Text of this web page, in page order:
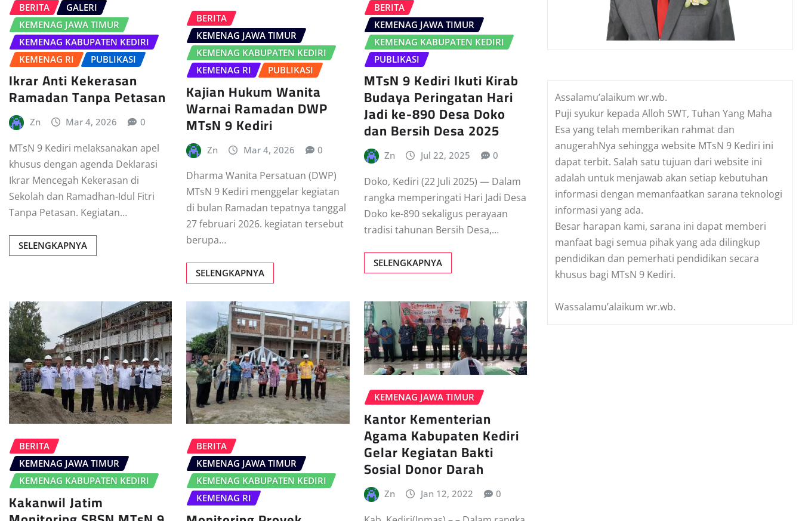
BERITA
GALERI
KEMENAG JAWA TIMUR
KEMENAG KABUPATEN KEDIRI
KEMENAG RI
PUBLIKASI
Ikrar Anti Kekerasan
Ramadan Tanpa Petasan
Zn Mar 4, 2026 0
MTsN 9 Kediri melaksanakan apel
khusus dengan agenda Deklarasi
Ikrar Mencegah Kekerasan di
Sekolah dan Ramadhan-Idul Fitri
Tanpa Petasan. Kegiatan…
SELENGKAPNYA
BERITA
KEMENAG JAWA TIMUR
KEMENAG KABUPATEN KEDIRI
KEMENAG RI
PUBLIKASI
Kajian Hukum Wanita
Warnai Ramadan DWP
MTsN 9 Kediri
Zn Mar 4, 2026 0
Dharma Wanita Persatuan (DWP)
MTsN 9 Kediri menggelar kegiatan
di bulan Ramadan tepatnya tanggal
27 februari 2026. kegiatan tersebut
berupa…
SELENGKAPNYA
BERITA
KEMENAG JAWA TIMUR
KEMENAG KABUPATEN KEDIRI
PUBLIKASI
MTsN 9 Kediri Ikuti Kirab
Budaya Peringatan Hari
Jadi ke-890 Desa Doko
dan Bersih Desa 2025
Zn Jul 22, 2025 0
Doko, Kediri (22 Juli 2025) — Dalam
rangka memperingati Hari Jadi Desa
Doko ke-890 sekaligus perayaan
tradisi tahunan Bersih Desa,…
SELENGKAPNYA
BERITA
KEMENAG JAWA TIMUR
KEMENAG KABUPATEN KEDIRI
Kakanwil Jatim
BERITA
KEMENAG JAWA TIMUR
KEMENAG KABUPATEN KEDIRI
KEMENAG RI
KEMENAG JAWA TIMUR
Kantor Kementerian
Agama Kabupaten Kediri
Gelar Kegiatan Bakti
Sosial Donor Darah
Zn Jan 12, 2022 0
Assalamu’alaikum wr.wb.
Puji syukur kepada Alloh SWT, Tuhan Yang Maha
Esa yang telah memberikan rahmat dan
anugerahNya sehingga website MTsN 9 Kediri ini
dapat terbit. Salah satu tujuan dari website ini
adalah untuk menjawab akan setiap kebutuhan
informasi dengan memanfaatkan sarana teknologi
informasi yang ada.
Besar harapan kami, sarana ini dapat memberi
manfaat bagi semua pihak yang ada dilingkup
pendidikan dan pemerhati pendidikan secara
khusus bagi MTsN 9 Kediri.
Wassalamu’alaikum wr.wb.